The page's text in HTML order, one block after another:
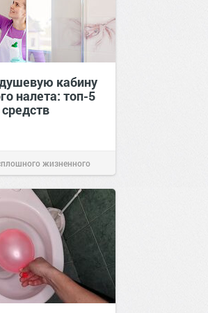
кабину
налета: топ-5
жизненного
2022